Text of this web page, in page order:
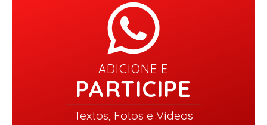
ADICIONE E
PARTICIPE
Textos, Fotos e Vídeos